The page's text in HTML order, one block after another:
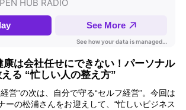
康は会社任せにできない！パーソナル
える “忙しい人の整え方”
営”の次は、自分で守る“セルフ経営”。今回は
ーの松浦さんをお迎えして、“忙しいビジネス